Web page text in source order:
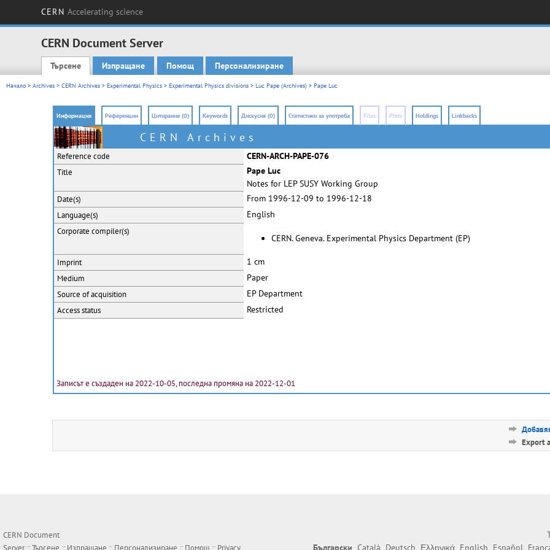
CERN Accelerating science
CERN Document Server
Main menu
Търсене Изпращане Помощ Персонализиране
Начало > Archives > CERN Archives > Experimental Physics > Experimental Physics divisions > Luc Pape (Archives) > Pape Luc
Информация Референции Цитирания (0) Keywords Дискусия (0) Статистики за употреба Files Plots Holdings Linkbacks
CERN Archives
Reference code CERN-ARCH-PAPE-076
Title
Pape Luc
Notes for LEP SUSY Working Group
Date(s) From 1996-12-09 to 1996-12-18
Language(s) English
Corporate compiler(s)
CERN. Geneva. Experimental Physics Department (EP)
Imprint 1 cm
Medium Paper
Source of acquisition EP Department
Access status Restricted
Записът е създаден на 2022-10-05, последна промяна на 2022-12-01
Export
CERN Document
Български Català Deutsch Ελληνικά English Español